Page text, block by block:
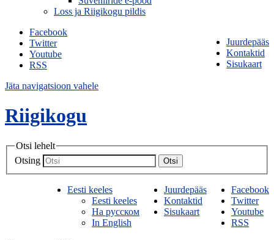
Loss ja Riigikogu pildis
Juurdepääs
Kontaktid
Sisukaart
Facebook
Twitter
Youtube
RSS
Jäta navigatsioon vahele
Riigikogu
Otsi lehelt
Otsing
Otsi
Facebook
Twitter
Youtube
RSS
Juurdepääs
Kontaktid
Sisukaart
Eesti keeles
Eesti keeles
На русском
In English